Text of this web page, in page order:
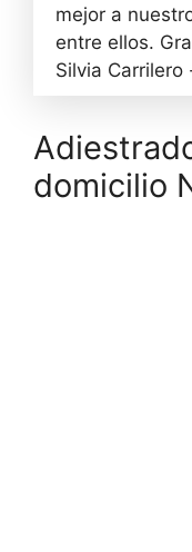
mejor a
entre ellos.
Silvia Carrilero
domicilio